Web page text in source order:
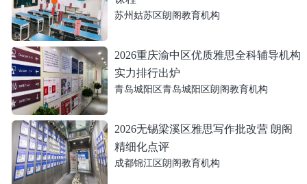
苏州姑苏区朗阁教育机构
2026重庆渝中区优质雅思全科辅导机构
实力排行出炉
青岛城阳区青岛城阳区朗阁教育机构
2026无锡梁溪区雅思写作批改营 朗阁
精细化点评
成都锦江区朗阁教育机构